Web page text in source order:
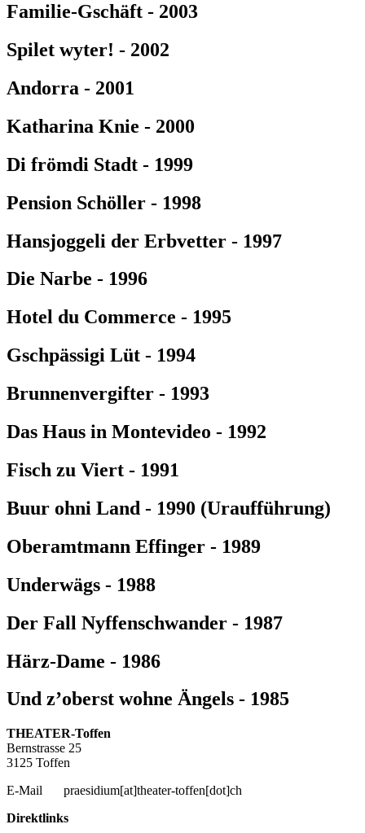
Familie-Gschäft - 2003
Spilet wyter! - 2002
Andorra - 2001
Katharina Knie - 2000
Di frömdi Stadt - 1999
Pension Schöller - 1998
Hansjoggeli der Erbvetter - 1997
Die Narbe - 1996
Hotel du Commerce - 1995
Gschpässigi Lüt - 1994
Brunnenvergifter - 1993
Das Haus in Montevideo - 1992
Fisch zu Viert - 1991
Buur ohni Land - 1990 (Uraufführung)
Oberamtmann Effinger - 1989
Underwägs - 1988
Der Fall Nyffenschwander - 1987
Härz-Dame - 1986
Und z’oberst wohne Ängels - 1985
THEATER-Toffen
Bernstrasse 25
3125 Toffen
E-Mail
praesidium[at]theater-toffen[dot]ch
Direktlinks